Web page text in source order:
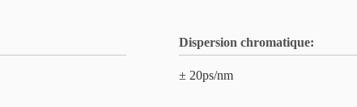
Dispersion chromatique:
± 20ps/nm